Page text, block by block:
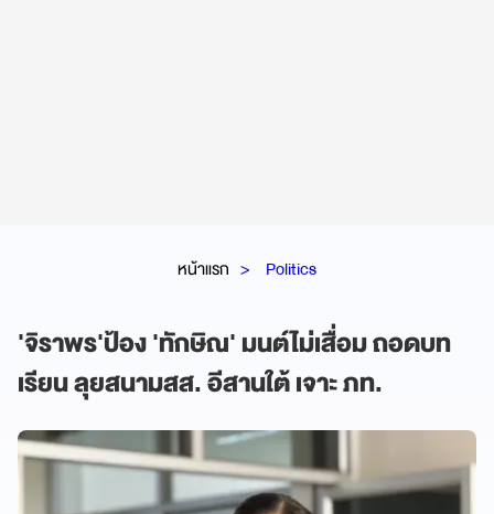
หน้าแรก Politics
'จิราพร'ป้อง 'ทักษิณ' มนต์ไม่เสื่อม ถอดบท
เรียน ลุยสนามสส. อีสานใต้ เจาะ ภท.